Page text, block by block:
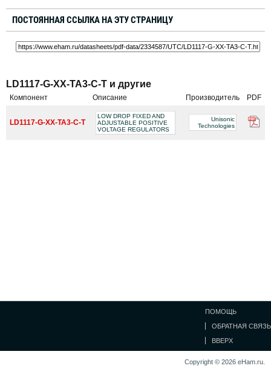
ПОСТОЯННАЯ ССЫЛКА НА ЭТУ СТРАНИЦУ
LD1117-G-XX-TA3-C-T и другие
Компонент Описание Производитель PDF
LD1117-G-XX-TA3-C-T
LOW DROP FIXED AND
ADJUSTABLE POSITIVE
VOLTAGE REGULATORS
Unisonic
Technologies
ПОМОЩЬ
ОБРАТНАЯ СВЯЗЬ
ВВЕРХ
Copyright © 2026 eHam.ru.